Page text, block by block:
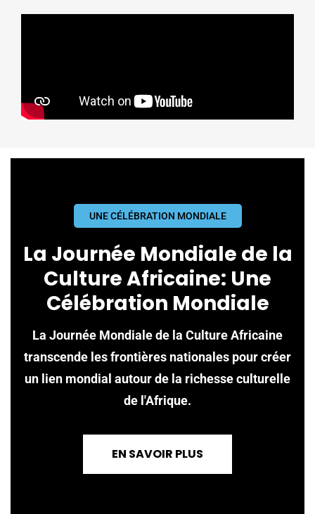
UNE CÉLÉBRATION MONDIALE
La Journée Mondiale de la
Culture Africaine: Une
Célébration Mondiale
La Journée Mondiale de la Culture Africaine
transcende les frontières nationales pour créer
un lien mondial autour de la richesse culturelle
de l'Afrique.
EN SAVOIR PLUS